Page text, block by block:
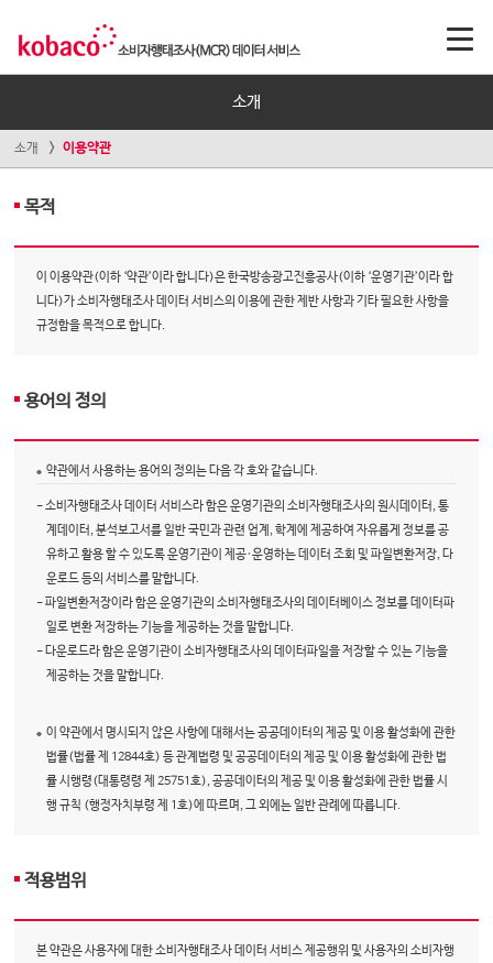
소개
소개 이용약관
목적
이 이용약관(이하 ‘약관’이라 합니다)은 한국방송광고진흥공사(이하 ‘운영기관’이라 합
니다)가 소비자행태조사 데이터 서비스의 이용에 관한 제반 사항과 기타 필요한 사항을
규정함을 목적으로 합니다.
용어의 정의
약관에서 사용하는 용어의 정의는 다음 각 호와 같습니다.
- 소비자행태조사 데이터 서비스라 함은 운영기관의 소비자행태조사의 원시데이터, 통
계데이터, 분석보고서를 일반 국민과 관련 업계, 학계에 제공하여 자유롭게 정보를 공
유하고 활용 할 수 있도록 운영기관이 제공·운영하는 데이터 조회 및 파일변환저장, 다
운로드 등의 서비스를 말합니다.
- 파일변환저장이라 함은 운영기관의 소비자행태조사의 데이터베이스 정보를 데이터파
일로 변환 저장하는 기능을 제공하는 것을 말합니다.
- 다운로드라 함은 운영기관이 소비자행태조사의 데이터파일을 저장할 수 있는 기능을
제공하는 것을 말합니다.
이 약관에서 명시되지 않은 사항에 대해서는 공공데이터의 제공 및 이용 활성화에 관한
법률(법률 제 12844호) 등 관계법령 및 공공데이터의 제공 및 이용 활성화에 관한 법
률 시행령(대통령령 제 25751호), 공공데이터의 제공 및 이용 활성화에 관한 법률 시
행 규칙 (행정자치부령 제 1호)에 따르며, 그 외에는 일반 관례에 따릅니다.
적용범위
본 약관은 사용자에 대한 소비자행태조사 데이터 서비스 제공행위 및 사용자의 소비자행